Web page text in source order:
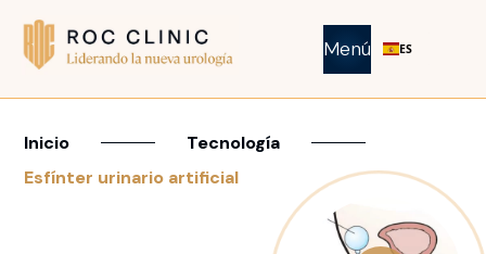
Menú ES
Inicio
Tecnología
Esfínter urinario artificial